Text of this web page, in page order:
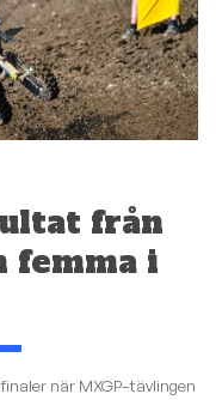
från
femma i
när MXGP–tävlingen